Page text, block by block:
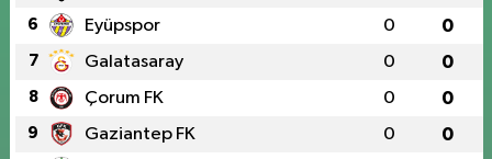
6 Eyüpspor 0 0
7 Galatasaray 0 0
8 Çorum FK 0 0
9 Gaziantep FK 0 0